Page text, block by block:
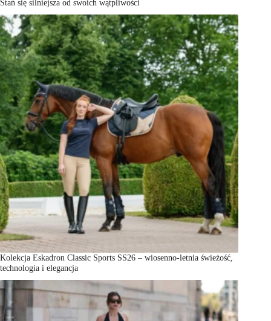
Stań się silniejsza od swoich wątpliwości
Kolekcja Eskadron Classic Sports SS26 – wiosenno-letnia świeżość,
technologia i elegancja